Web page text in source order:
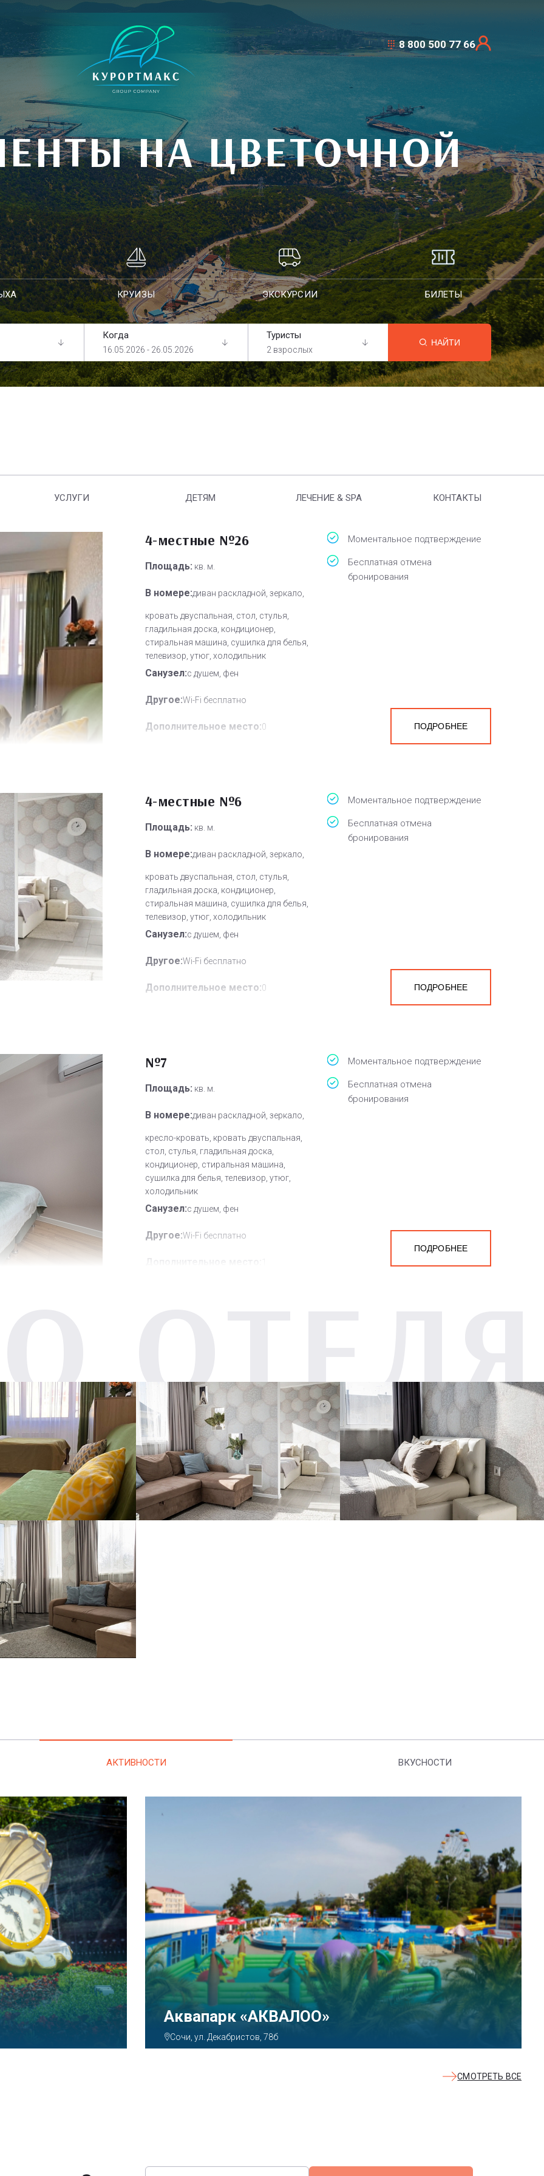
8 800 500 77 66
НА ЦВЕТОЧНОЙ
КРУИЗЫ ЭКСКУРСИИ БИЛЕТЫ
Когда
16.05.2026 - 26.05.2026
Туристы
2 взрослых
НАЙТИ
УСЛУГИ ДЕТЯМ ЛЕЧЕНИЕ & SPA КОНТАКТЫ
4-местные №26
Площадь: кв. м.
В номере:диван раскладной, зеркало,
кровать двуспальная, стол, стулья,
гладильная доска, кондиционер,
стиральная машина, сушилка для белья,
телевизор, утюг, холодильник
Санузел:с душем, фен
Другое:Wi-Fi бесплатно
Дополнительное место:0
Моментальное подтверждение
Бесплатная отмена
бронирования
ПОДРОБНЕЕ
4-местные №6
Площадь: кв. м.
В номере:диван раскладной, зеркало,
кровать двуспальная, стол, стулья,
гладильная доска, кондиционер,
стиральная машина, сушилка для белья,
телевизор, утюг, холодильник
Санузел:с душем, фен
Другое:Wi-Fi бесплатно
Дополнительное место:0
Моментальное подтверждение
Бесплатная отмена
бронирования
ПОДРОБНЕЕ
№7
Площадь: кв. м.
В номере:диван раскладной, зеркало,
кресло-кровать, кровать двуспальная,
стол, стулья, гладильная доска,
кондиционер, стиральная машина,
сушилка для белья, телевизор, утюг,
холодильник
Санузел:с душем, фен
Другое:Wi-Fi бесплатно
Моментальное подтверждение
Бесплатная отмена
бронирования
ПОДРОБНЕЕ
ОТЕЛЯ
АКТИВНОСТИ ВКУСНОСТИ
Аквапарк «АКВАЛОО»
Сочи, ул. Декабристов, 78б
СМОТРЕТЬ ВСЕ